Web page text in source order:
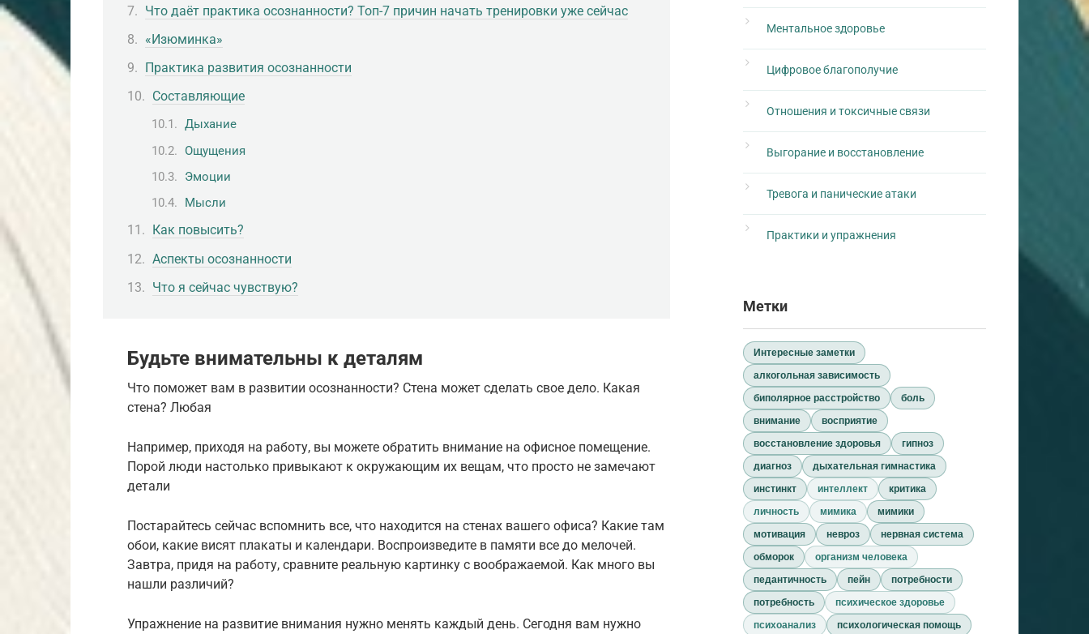
Что даёт практика осознанности? Топ-7 причин начать тренировки уже сейчас
«Изюминка»
Практика развития осознанности
Составляющие
Дыхание
Ощущения
Эмоции
Мысли
Как повысить?
Аспекты осознанности
Что я сейчас чувствую?
Будьте внимательны к деталям
Что поможет вам в развитии осознанности? Стена может сделать свое дело. Какая
стена? Любая
Например, приходя на работу, вы можете обратить внимание на офисное помещение.
Порой люди настолько привыкают к окружающим их вещам, что просто не замечают
детали
Постарайтесь сейчас вспомнить все, что находится на стенах вашего офиса? Какие там
обои, какие висят плакаты и календари. Воспроизведите в памяти все до мелочей.
Завтра, придя на работу, сравните реальную картинку с воображаемой. Как много вы
нашли различий?
Упражнение на развитие внимания нужно менять каждый день. Сегодня вам нужно
Ментальное здоровье
Цифровое благополучие
Отношения и токсичные связи
Выгорание и восстановление
Тревога и панические атаки
Практики и упражнения
Метки
Интересные заметки
алкогольная зависимость
биполярное расстройство
боль
внимание
восприятие
восстановление здоровья
гипноз
диагноз
дыхательная гимнастика
инстинкт
интеллект
критика
личность
мимика
мимики
мотивация
невроз
нервная система
обморок
организм человека
педантичность
пейн
потребности
потребность
психическое здоровье
психоанализ
психологическая помощь